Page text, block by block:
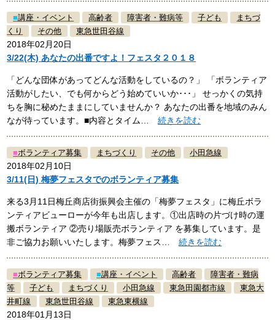
■講座・イベント 高齢者 障害者・難病等 子ども
まちづ
くり
その他 東急世田谷線
2018年02月20日
3/22(木) あなたの出番ですよ！フェスタ２０１８
「どんな団体があってどんな活動をしているの？」 「ボランティア
活動がしたい、でも何からどう始めていいか･･･」 せっかくの気持
ちを胸に秘めたままにしていませんか？ あなたの出番を地域のみん
なが待っています。■内容とタイム…続きを読む
■ボランティア募集 まちづくり その他 小田急線
2018年02月10日
3/11(日) 梅夢フェスタでのボランティア募集
来る3月11日梅丘商店街振興会主催の「梅夢フェスタ」に梅丘ボラ
ンティアビューローが今年も出店します。①出店時の片づけ時の運
搬ボランティア ②売り場販売ボランティア を募集しています。是
非ご協力お願いいたします。梅夢フェス…続きを読む
■ボランティア募集 ■講座・イベント 高齢者
障害者・難病
等
子ども まちづくり 小田急線 東急田園都市線
東急大
井町線
東急世田谷線 東急東横線
2018年01月13日